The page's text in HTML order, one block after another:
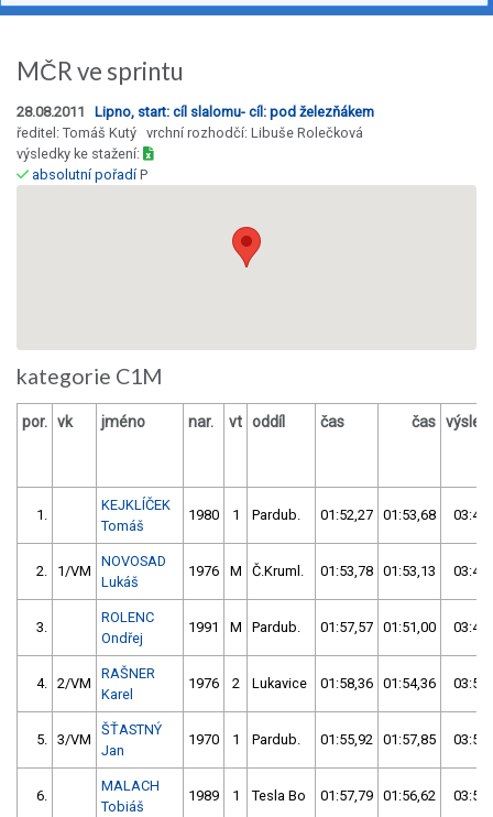
MČR ve sprintu
28.08.2011 Lipno, start: cíl slalomu- cíl: pod železňákem
ředitel: Tomáš Kutý vrchní rozhodčí: Libuše Rolečková
výsledky ke stažení:
absolutní pořadíP
kategorie C1M
por. vk jméno nar. vt oddíl čas čas
1.
KEJKLÍČEK
Tomáš
1980 1 Pardub. 01:52,27 01:53,68
2. 1/VM
NOVOSAD
Lukáš
1976 M Č.Kruml. 01:53,78 01:53,13
3.
ROLENC
Ondřej
1991 M Pardub. 01:57,57 01:51,00
4. 2/VM
RAŠNER
Karel
1976 2 Lukavice 01:58,36 01:54,36
5. 3/VM
ŠŤASTNÝ
Jan
1970 1 Pardub. 01:55,92 01:57,85
6.
MALACH
Tobiáš
1989 1 Tesla Bo 01:57,79 01:56,62